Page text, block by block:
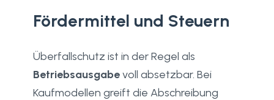
Fördermittel und Steuern
Überfallschutz ist in der Regel als
Betriebsausgabevoll absetzbar. Bei
Kaufmodellen greift die Abschreibung